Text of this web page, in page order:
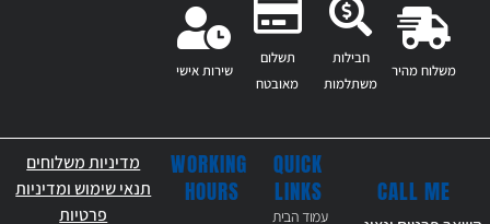
משלוח מהיר
חבילות
משתלמות
תשלום
מאובטח
שירות אישי
QUICK
LINKS
עמוד הבית
WORKING
HOURS
CALL ME
מדיניות משלוחים
תנאי שימוש ומדיניות
פרטיות